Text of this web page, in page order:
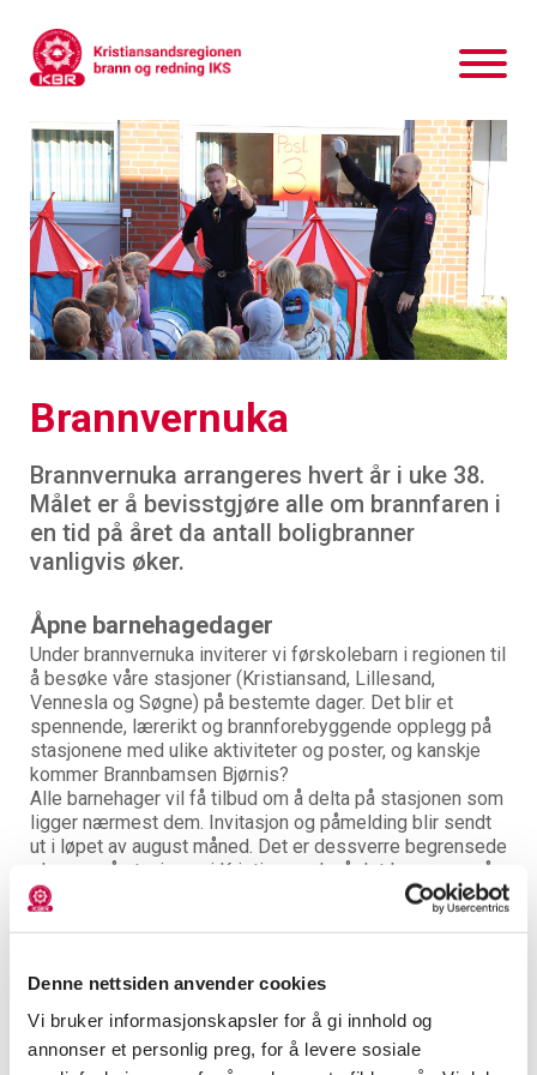
Denne nettsiden anvender cookies
Vi bruker informasjonskapsler for å gi innhold og
annonser et personlig preg, for å levere sosiale
Brannvernuka
Brannvernuka arrangeres hvert år i uke 38.
Målet er å bevisstgjøre alle om brannfaren i
en tid på året da antall boligbranner
vanligvis øker.
Åpne barnehagedager
Under brannvernuka inviterer vi førskolebarn i regionen til
å besøke våre stasjoner (Kristiansand, Lillesand,
Vennesla og Søgne) på bestemte dager. Det blir et
spennende, lærerikt og brannforebyggende opplegg på
stasjonene med ulike aktiviteter og poster, og kanskje
kommer Brannbamsen Bjørnis?
Alle barnehager vil få tilbud om å delta på stasjonen som
ligger nærmest dem. Invitasjon og påmelding blir sendt
ut i løpet av august måned. Det er dessverre begrensede
plasser på stasjonen i Kristiansand, så det lønner seg å
være rask.
Mandag 14. september: Kristiansand stasjon
Tirsdag 15. september: Kristiansand stasjon
Onsdag 16. september: Lillesand stasjon
Torsdag 17. september: Søgne stasjon